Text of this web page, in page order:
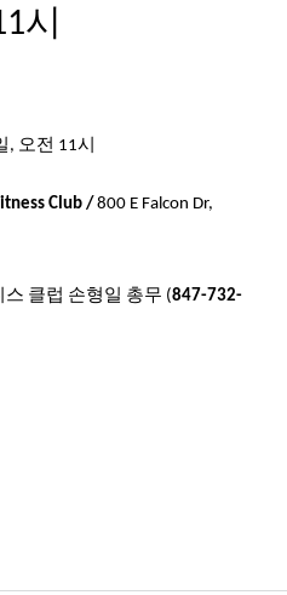
시
오전 11시
Club / 800 E Falcon Dr,
클럽 손형일 총무 (847-732-